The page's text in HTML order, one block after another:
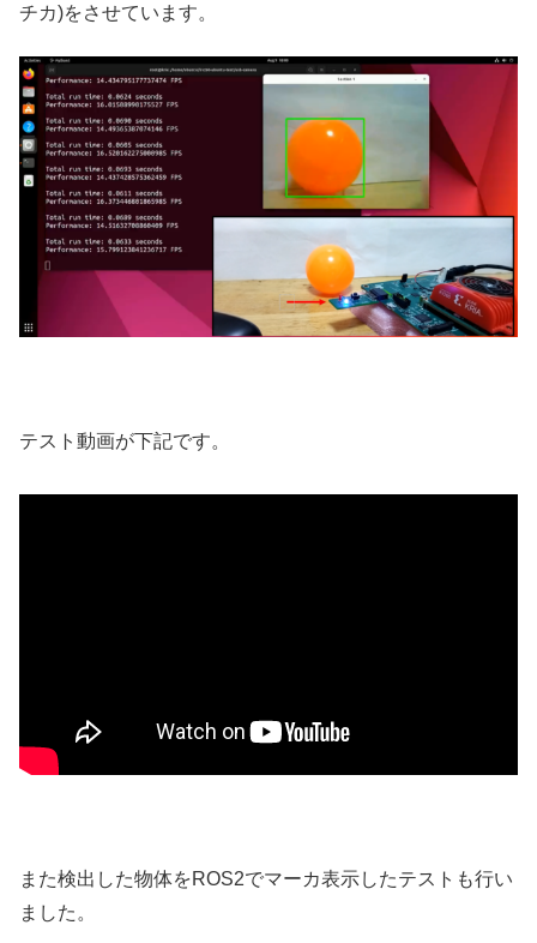
チカ)をさせています。
テスト動画が下記です。
また検出した物体をROS2でマーカ表示したテストも行い
ました。